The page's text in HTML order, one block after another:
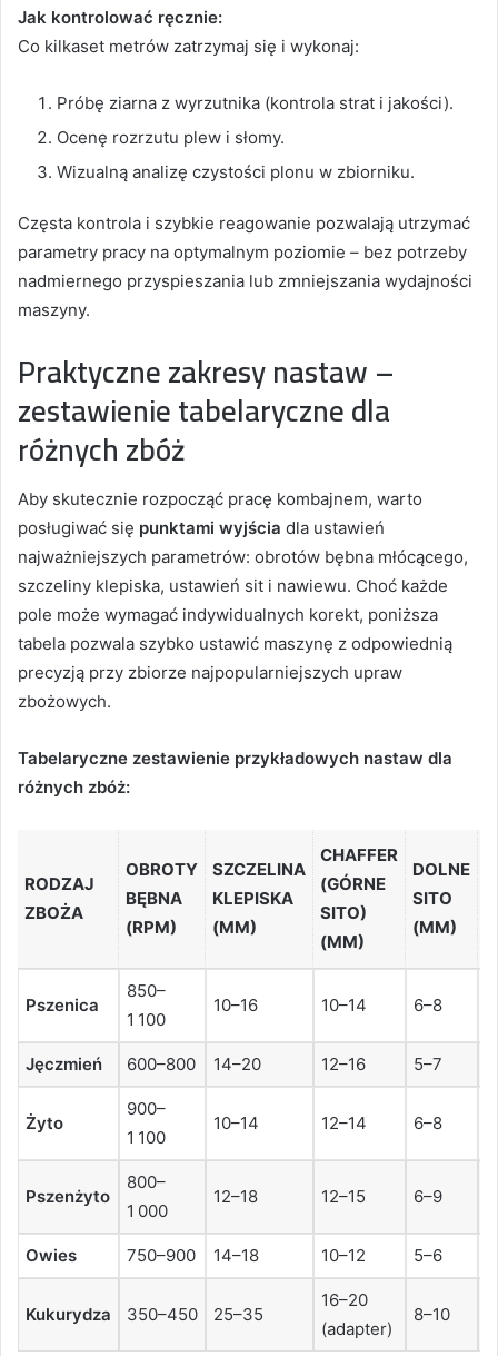
Jak kontrolować ręcznie:
Co kilkaset metrów zatrzymaj się i wykonaj:
Próbę ziarna z wyrzutnika (kontrola strat i jakości).
Ocenę rozrzutu plew i słomy.
Wizualną analizę czystości plonu w zbiorniku.
Częsta kontrola i szybkie reagowanie pozwalają utrzymać
parametry pracy na optymalnym poziomie – bez potrzeby
nadmiernego przyspieszania lub zmniejszania wydajności
maszyny.
Praktyczne zakresy nastaw –
zestawienie tabelaryczne dla
różnych zbóż
Aby skutecznie rozpocząć pracę kombajnem, warto
posługiwać się punktami wyjścia dla ustawień
najważniejszych parametrów: obrotów bębna młócącego,
szczeliny klepiska, ustawień sit i nawiewu. Choć każde
pole może wymagać indywidualnych korekt, poniższa
tabela pozwala szybko ustawić maszynę z odpowiednią
precyzją przy zbiorze najpopularniejszych upraw
zbożowych.
Tabelaryczne zestawienie przykładowych nastaw dla
różnych zbóż:
RODZAJ
ZBOŻA
OBROTY
BĘBNA
(RPM)
SZCZELINA
KLEPISKA
(MM)
CHAFFER
(GÓRNE
SITO)
(MM)
DOLNE
SITO
(MM)
Pszenica
850–
1 100
10–16 10–14 6–8
Jęczmień 600–800 14–20 12–16 5–7
Żyto
900–
1 100
10–14 12–14 6–8
Pszenżyto
800–
1 000
12–18 12–15 6–9
Owies 750–900 14–18 10–12 5–6
Kukurydza 350–450 25–35
16–20
(adapter)
8–10